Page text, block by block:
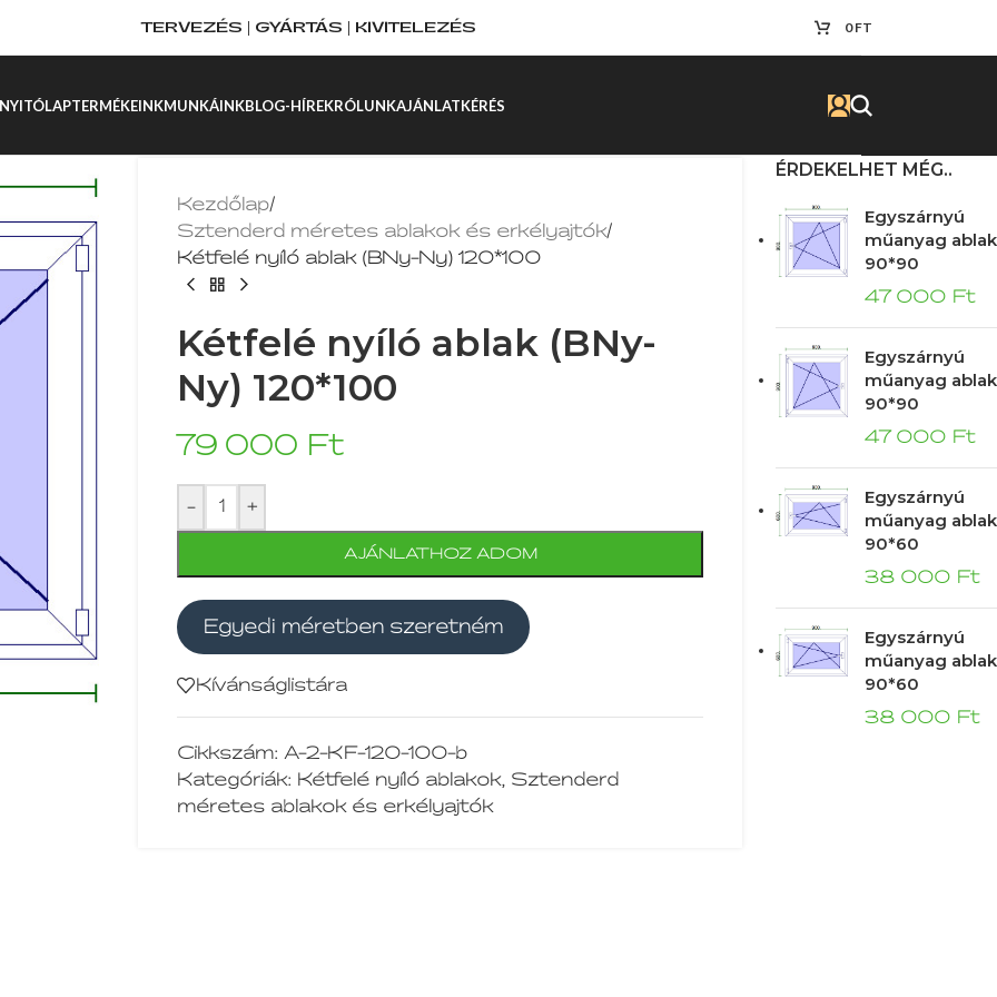
TERVEZÉS | GYÁRTÁS | KIVITELEZÉS 0FT
NYITÓLAPTERMÉKEINKMUNKÁINKBLOG-HÍREKRÓLUNKAJÁNLATKÉRÉS
Kezdőlap/
Sztenderd méretes ablakok és erkélyajtók/
Kétfelé nyíló ablak (BNy-Ny) 120*100
Kétfelé nyíló ablak (BNy-
Ny) 120*100
79 000 Ft
- +
AJÁNLATHOZ ADOM
Egyedi méretben szeretném
Kívánságlistára
Cikkszám: A-2-KF-120-100-b
Kategóriák: Kétfelé nyíló ablakok, Sztenderd
méretes ablakok és erkélyajtók
ÉRDEKELHET MÉG..
Egyszárnyú
műanyag ablak
90*90
47 000 Ft
Egyszárnyú
műanyag ablak
90*90
47 000 Ft
Egyszárnyú
műanyag ablak
90*60
38 000 Ft
Egyszárnyú
műanyag ablak
90*60
38 000 Ft